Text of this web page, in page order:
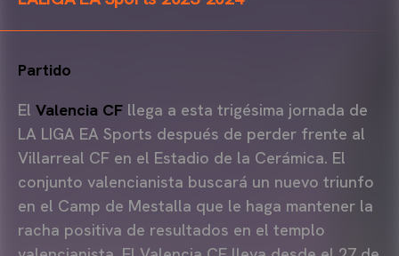
Partido
El Valencia CF llega a esta trigésima jornada de
LA LIGA EA Sports después de perder frente al
Villarreal CF en el Estadio de la Cerámica. El
conjunto valencianista buscará un nuevo triunfo
en el Camp de Mestalla que le haga mantener la
racha positiva de resultados en el templo